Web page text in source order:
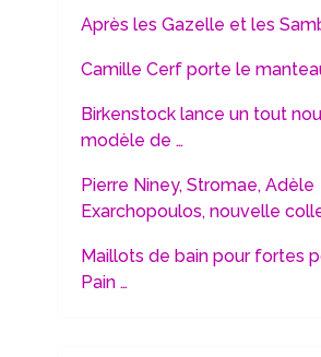
Après les Gazelle et les
Camille Cerf porte le
Birkenstock lance un tout
modèle de …
Pierre Niney, Stromae, Adèle
Exarchopoulos, nouvelle
Maillots de bain pour fortes
Pain …